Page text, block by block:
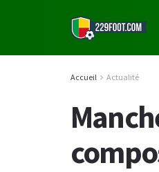
Accueil Actualité